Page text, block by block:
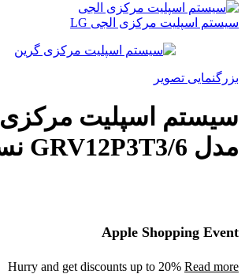
سیستم اسپلیت مرکزی الجی LG
بزرگنمایی تصویر
سیستم اسپلیت
مدل GRV12P3T3/6 نسل 6
Apple Shopping Event
Hurry and get discounts up to 20% Read more